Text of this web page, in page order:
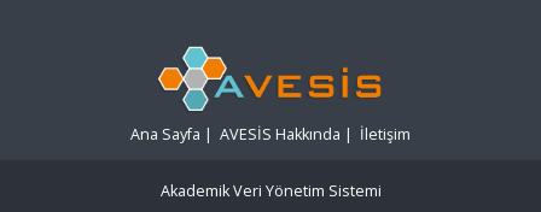
Ana Sayfa | AVESİS Hakkında | İletişim
Akademik Veri Yönetim Sistemi